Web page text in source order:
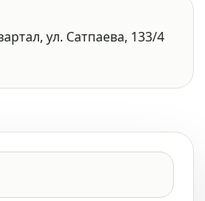
ул. Сатпаева, 133/4